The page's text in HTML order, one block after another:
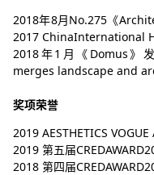
2018年8月No.275《
2017 ChinaInternational
2018年1月《Domus》
merges landscape and
奖项荣誉
2019 AESTHETICS
2019 第五届
2018 第四届